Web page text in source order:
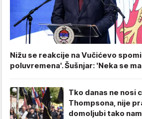
Nižu se reakcije na Vučićevo
poluvremena'. Šušnjar: 'Neka se
Tko danas ne nosi
Thompsona, nije
domoljubi tako